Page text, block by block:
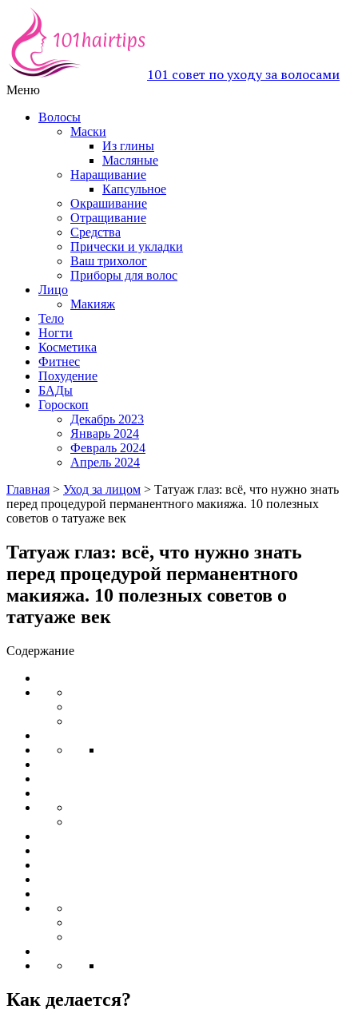
101 совет по уходу за волосами
Меню
Волосы
Маски
Из глины
Масляные
Наращивание
Капсульное
Окрашивание
Отращивание
Средства
Прически и укладки
Ваш трихолог
Приборы для волос
Лицо
Макияж
Тело
Ногти
Косметика
Фитнес
Похудение
БАДы
Гороскоп
Декабрь 2023
Январь 2024
Февраль 2024
Апрель 2024
Главная > Уход за лицом > Татуаж глаз: всё, что нужно знать
перед процедурой перманентного макияжа. 10 полезных
советов о татуаже век
Татуаж глаз: всё, что нужно знать
перед процедурой перманентного
макияжа. 10 полезных советов о
татуаже век
Содержание
Как делается?